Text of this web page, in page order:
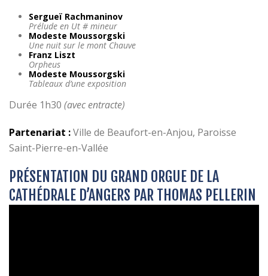
Sergueï Rachmaninov
Prélude en Ut # mineur
Modeste Moussorgski
Une nuit sur le mont Chauve
Franz Liszt
Orpheus
Modeste Moussorgski
Tableaux d’une exposition
Durée 1h30 (avec entracte)
Partenariat :Ville de Beaufort-en-Anjou, Paroisse
Saint-Pierre-en-Vallée
PRÉSENTATION DU GRAND ORGUE DE LA
CATHÉDRALE D’ANGERS PAR THOMAS PELLERIN